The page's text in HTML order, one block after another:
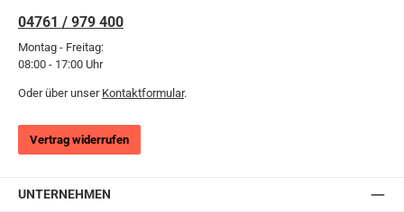
04761 / 979 400
Montag - Freitag:
08:00 - 17:00 Uhr
Oder über unser Kontaktformular.
Vertrag widerrufen
UNTERNEHMEN